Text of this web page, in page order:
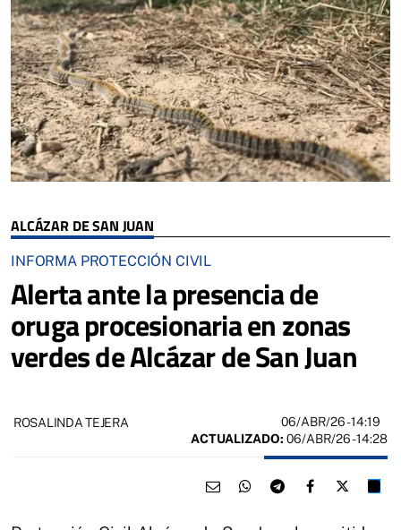
ALCÁZAR DE SAN JUAN
INFORMA PROTECCIÓN CIVIL
Alerta ante la presencia de
oruga procesionaria en zonas
verdes de Alcázar de San Juan
ROSALINDA TEJERA 06/ABR/26- 14:19
ACTUALIZADO: 06/ABR/26 - 14:28